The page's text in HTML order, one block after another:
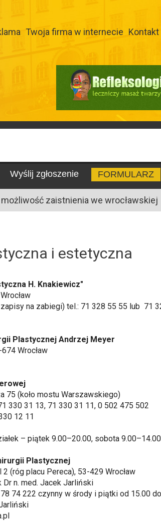
Twoja firma w internecie Kontakt
Wyślij zgłoszenie FORMULARZ
zaistnienia we wrocławskiej
i estetyczna
H. Knakiewicz"
na zabiegi) tel.: 71 328 55 55 lub 71
Plastycznej Andrzej Meyer
Wrocław
75 (koło mostu Warszawskiego)
330 31 13, 71 330 31 11, 0 502 475 502
12 11
– piątek 9.00–20.00, sobota 9.00–14.00
Plastycznej
(róg placu Pereca), 53-429 Wrocław
n. med. Jacek Jarliński
74 222 czynny w środy i piątki od 15.00